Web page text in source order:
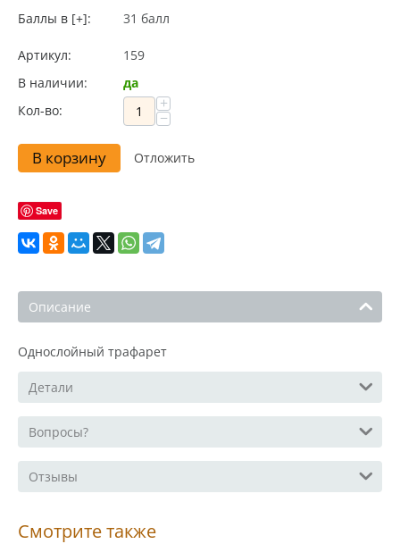
Баллы в [+]:
31 балл
Артикул:
159
В наличии:
да
Кол-во:
+
−
В корзину Отложить
Save
Описание
Однослойный трафарет
Детали
Вопросы?
Отзывы
Смотрите также